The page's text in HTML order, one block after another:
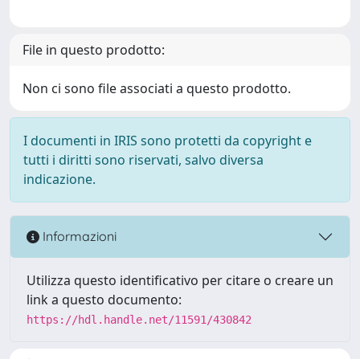
File in questo prodotto:
Non ci sono file associati a questo prodotto.
I documenti in IRIS sono protetti da copyright e
tutti i diritti sono riservati, salvo diversa
indicazione.
Informazioni
Utilizza questo identificativo per citare o creare un
link a questo documento:
https://hdl.handle.net/11591/430842